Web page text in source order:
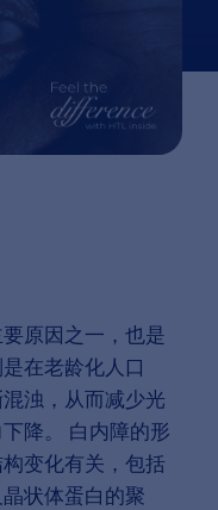
原因之一，也是
在老龄化人口
浊，从而减少光
降。 白内障的形
变化有关，包括
状体蛋白的聚